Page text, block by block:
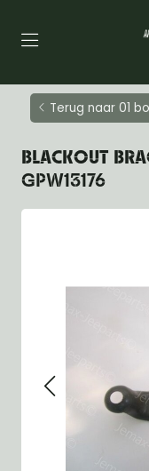
Terug naar 01
BLACKOUT
GPW13176